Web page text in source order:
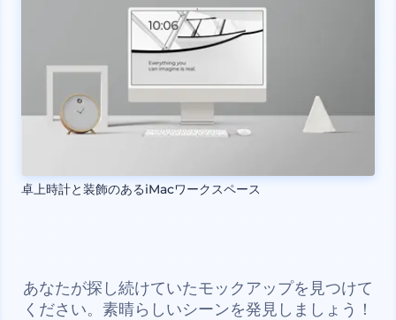
卓上時計と装飾のあるiMacワークスペース
あなたが探し続けていたモックアップを見つけて
ください。素晴らしいシーンを発見しましょう！